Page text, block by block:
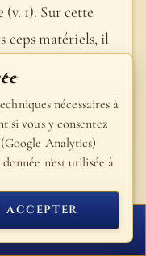
1). Sur cette
ceps matériels, il
sont soumis à
lieu, le
C’est un fait qui
: un rameau
il donc demeurer
doués de
certaine
(au présent dans
VERSET
nécessaires à
si vous y consentez
Analytics)
n'est utilisée à
ACCEPTER